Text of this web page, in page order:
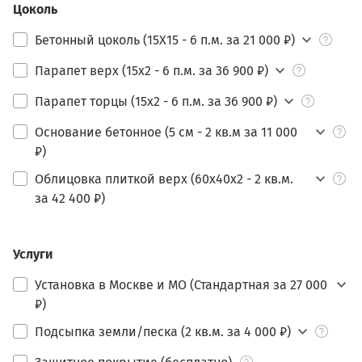
Цоколь
Бетонный цоколь (15Х15 - 6 п.м. за 21 000 ₽)
Парапет верх (15х2 - 6 п.м. за 36 900 ₽)
Парапет торцы (15х2 - 6 п.м. за 36 900 ₽)
Основание бетонное (5 см - 2 кв.м за 11 000
₽)
Облицовка плиткой верх (60х40х2 - 2 кв.м.
за 42 400 ₽)
Услуги
Установка в Москве и МО (Стандартная за 27 000
₽)
Подсыпка земли/песка (2 кв.м. за 4 000 ₽)